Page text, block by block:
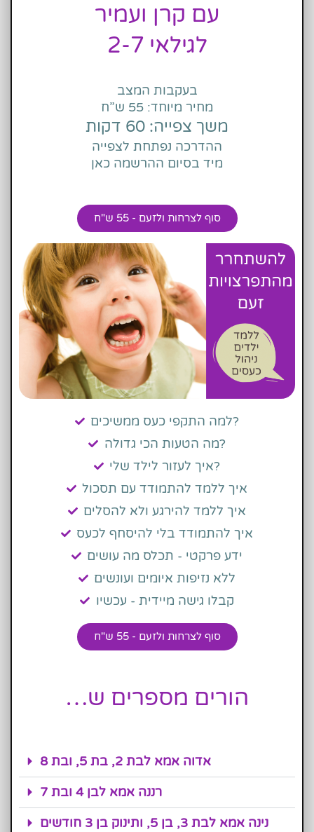
עם קרן ועמיר
לגילאי 2-7
בעקבות המצב
מחיר מיוחד: 55 ש”ח
משך צפייה: 60 דקות
ההדרכה נפתחת לצפייה
מיד בסיום ההרשמה כאן
סוף לצרחות ולזעם - 55 ש"ח
למה התקפי כעס ממשיכים?
מה הטעות הכי גדולה?
איך לעזור לילד שלי?
איך ללמד להתמודד עם תסכול
איך ללמד להירגע ולא להסלים
איך להתמודד בלי להיסחף לכעס
ידע פרקטי - תכלס מה עושים
ללא נזיפות איומים ועונשים
קבלו גישה מיידית - עכשיו
סוף לצרחות ולזעם - 55 ש"ח
הורים מספרים ש…
אדוה אמא לבת 2, בת 5, ובת 8
רננה אמא לבן 4 ובת 7
נינה אמא לבת 3, בן 5, ותינוק בן 3 חודשים